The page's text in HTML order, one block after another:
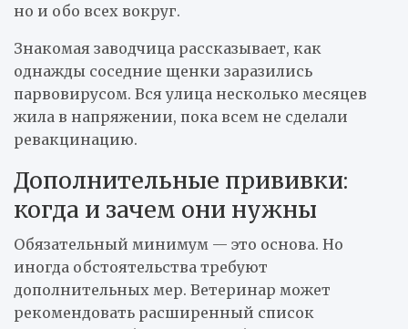
но и обо всех вокруг.
Знакомая заводчица рассказывает, как
однажды соседние щенки заразились
парвовирусом. Вся улица несколько месяцев
жила в напряжении, пока всем не сделали
ревакцинацию.
Дополнительные прививки:
когда и зачем они нужны
Обязательный минимум — это основа. Но
иногда обстоятельства требуют
дополнительных мер. Ветеринар может
рекомендовать расширенный список